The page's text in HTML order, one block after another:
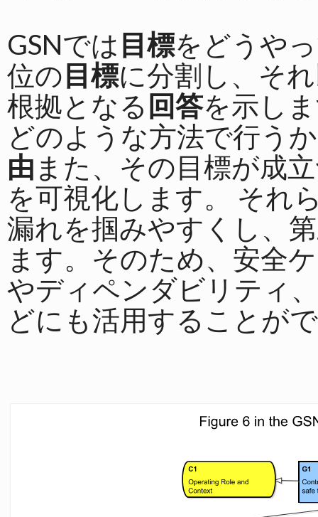
GSNでは目標をどうや
位の目標に分割し、そ
根拠となる 回答を示し
どのような方法で行う
由 また、その目標が成
を可視化します。 それ
漏れを掴みやすくし、
ます。そのため、安全
やディペンダビリティ
どにも活用することが